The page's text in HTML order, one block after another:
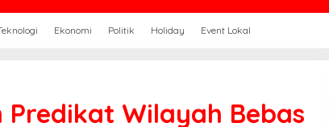
Ekonomi Politik Holiday Event Lokal
Predikat Wilayah Bebas